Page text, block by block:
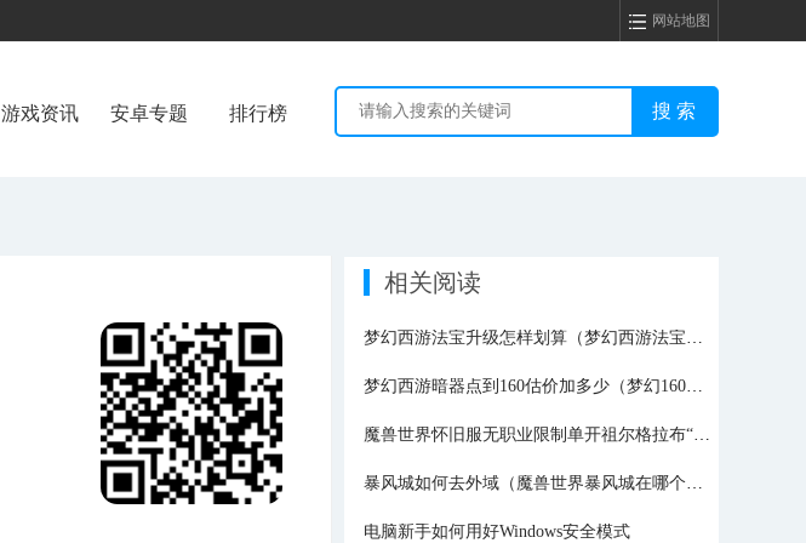
网站地图
游戏资讯 安卓专题 排行榜
相关阅读
梦幻西游法宝升级怎样划算（梦幻西游法宝升级经验表最新）
梦幻西游暗器点到160估价加多少（梦幻160专用武器极限）
魔兽世界怀旧服无职业限制单开祖尔格拉布“（骨法什么套装好看）
暴风城如何去外域（魔兽世界暴风城在哪个地图）
电脑新手如何用好Windows安全模式